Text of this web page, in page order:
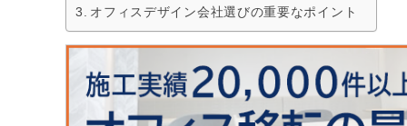
オフィスデザイン会社選びの重要なポイント